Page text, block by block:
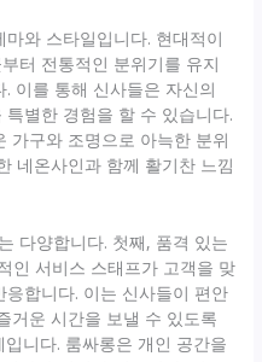
와 스타일입니다. 현대적이
터 전통적인 분위기를 유지
이를 통해 신사들은 자신의
별한 경험을 할 수 있습니다.
가구와 조명으로 아늑한 분위
네온사인과 함께 활기찬 느낌
다양합니다. 첫째, 품격 있는
인 서비스 스태프가 고객을 맞
합니다. 이는 신사들이 편안
거운 시간을 보낼 수 있도록
니다. 룸싸롱은 개인 공간을